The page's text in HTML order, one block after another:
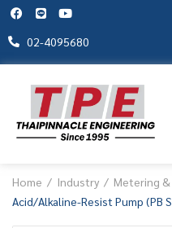
02-4095680
Home Industry Metering &
Acid/Alkaline-Resist Pump (PB